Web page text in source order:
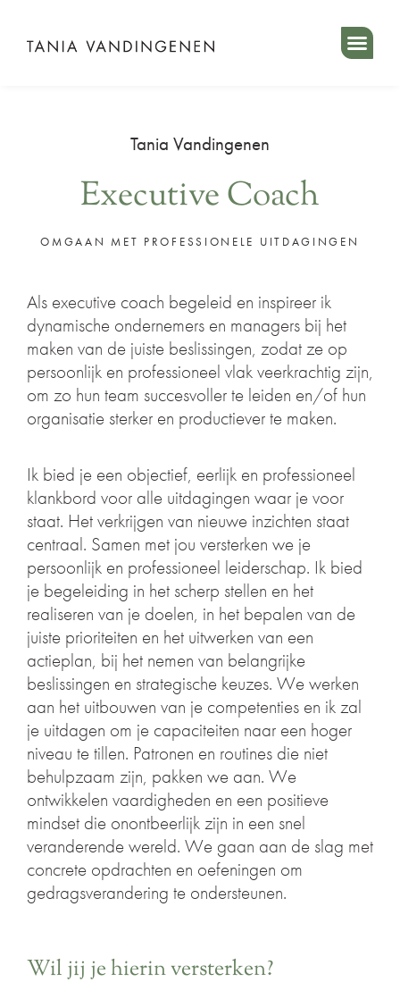
Tania Vandingenen
Executive Coach
OMGAAN MET PROFESSIONELE UITDAGINGEN
Als executive coach begeleid en inspireer ik
dynamische ondernemers en managers bij het
maken van de juiste beslissingen, zodat ze op
persoonlijk en professioneel vlak veerkrachtig zijn,
om zo hun team succesvoller te leiden en/of hun
organisatie sterker en productiever te maken.
Ik bied je een objectief, eerlijk en professioneel
klankbord voor alle uitdagingen waar je voor
staat. Het verkrijgen van nieuwe inzichten staat
centraal. Samen met jou versterken we je
persoonlijk en professioneel leiderschap. Ik bied
je begeleiding in het scherp stellen en het
realiseren van je doelen, in het bepalen van de
juiste prioriteiten en het uitwerken van een
actieplan, bij het nemen van belangrijke
beslissingen en strategische keuzes. We werken
aan het uitbouwen van je competenties en ik zal
je uitdagen om je capaciteiten naar een hoger
niveau te tillen. Patronen en routines die niet
behulpzaam zijn, pakken we aan. We
ontwikkelen vaardigheden en een positieve
mindset die onontbeerlijk zijn in een snel
veranderende wereld. We gaan aan de slag met
concrete opdrachten en oefeningen om
gedragsverandering te ondersteunen.
Wil jij je hierin versterken?